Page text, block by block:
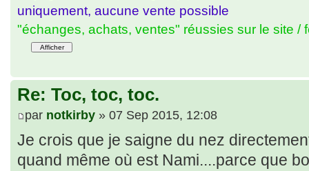
uniquement, aucune vente possible
"échanges, achats, ventes" réussies sur le site /
Re: Toc, toc, toc.
par notkirby » 07 Sep 2015, 12:08
Je crois que je saigne du nez
quand même où est Nami....parce que